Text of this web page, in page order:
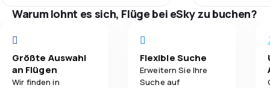
Flugnetz 5,0
Reisekomfort 5,0
Flugnetz
Reisekomfort
Warum lohnt es sich, Flüge bei eSky zu buchen?
Größte Auswahl
an Flügen
Wir finden in
Flexible Suche
Erweitern Sie Ihre
Suche auf